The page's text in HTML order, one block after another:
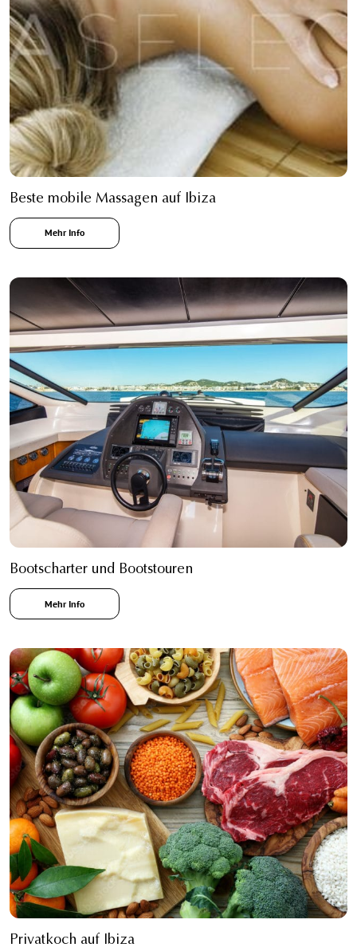
Beste mobile Massagen auf Ibiza
Mehr Info
Bootscharter und Bootstouren
Mehr Info
Privatkoch auf Ibiza